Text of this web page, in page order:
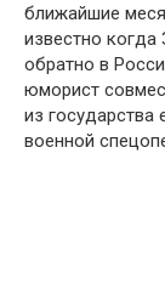
ближайшие
известно когда
обратно в
юморист
из
военной